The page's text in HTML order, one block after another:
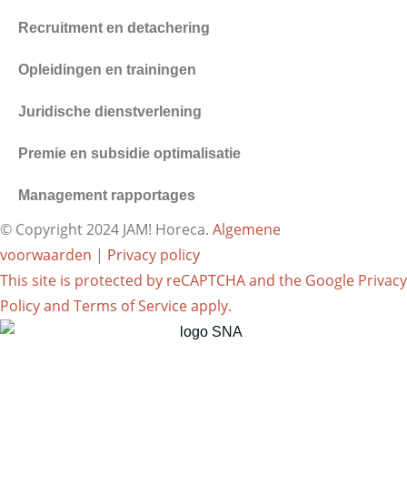
Recruitment en detachering
Opleidingen en trainingen
Juridische dienstverlening
Premie en subsidie optimalisatie
Management rapportages
© Copyright 2024 JAM! Horeca. Algemene
voorwaarden | Privacy policy
This site is protected by reCAPTCHA and the Google Privacy
Policyand Terms of Serviceapply.